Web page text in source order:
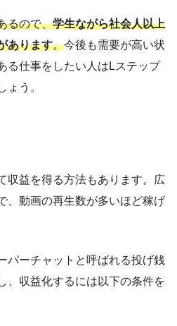
るので、学生ながら社会人以上
あります。今後も需要が高い状
る仕事をしたい人はLステップ
ょう。
収益を得る方法もあります。広
、動画の再生数が多いほど稼げ
パーチャットと呼ばれる投げ銭
、収益化するには以下の条件を